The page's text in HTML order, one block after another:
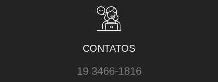
CONTATOS
19 3466-1816